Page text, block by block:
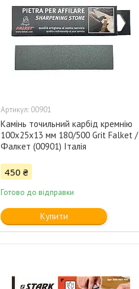
00901
Камінь точильний карбід кремнію
100х25х13 мм 180/500 Grit Falket /
Фалкет (00901) Італія
450 ₴
Готово до відправки
Купити